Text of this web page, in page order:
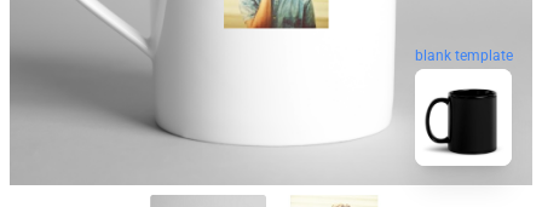
blank template